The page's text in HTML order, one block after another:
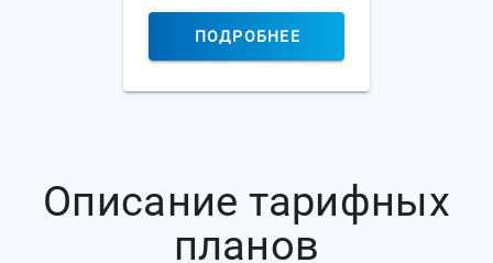
ПОДРОБНЕЕ
Описание тарифных
планов